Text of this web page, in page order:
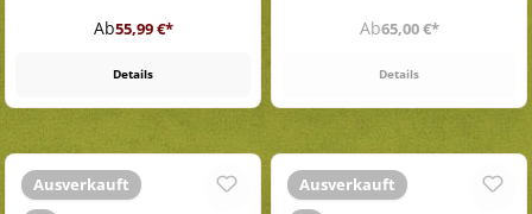
Regulärer Preis:
Ab55,99 €*
Details
Regulärer Preis:
Ab65,00 €*
Details
Ausverkauft
Ausverkauft